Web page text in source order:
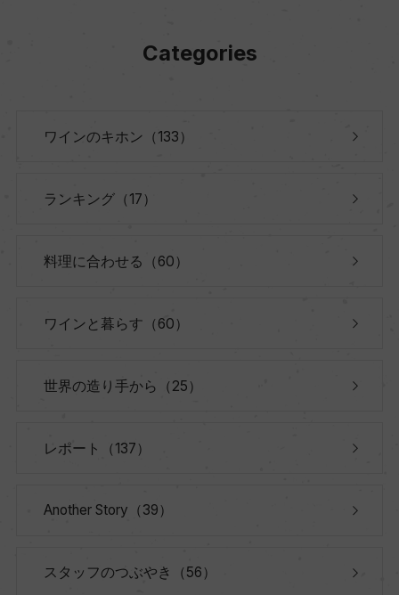
Categories
ワインのキホン（133）
ランキング（17）
料理に合わせる（60）
ワインと暮らす（60）
世界の造り手から（25）
レポート（137）
Another Story（39）
スタッフのつぶやき（56）